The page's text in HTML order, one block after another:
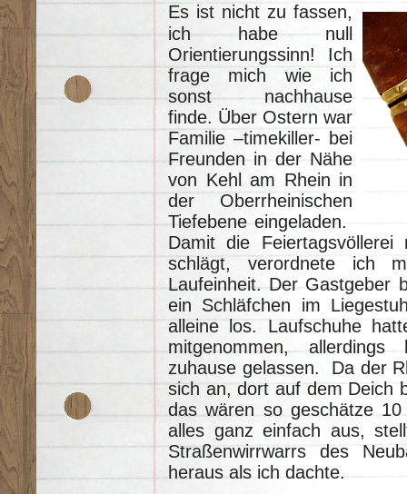
Es ist nicht zu fassen,
ich habe null
Orientierungssinn! Ich
frage mich wie ich
sonst nachhause
finde. Über Ostern war
Familie –timekiller- bei
Freunden in der Nähe
von Kehl am Rhein in
der Oberrheinischen
Tiefebene eingeladen.
Damit die
schlägt, verordnete ich
Laufeinheit. Der Gastgeber
ein Schläfchen im
alleine los. Laufschuhe
mitgenommen,
zuhause gelassen. Da der
sich an, dort auf dem Deich
das wären so geschätze
alles ganz einfach aus,
Straßenwirrwarrs des
heraus als ich dachte.